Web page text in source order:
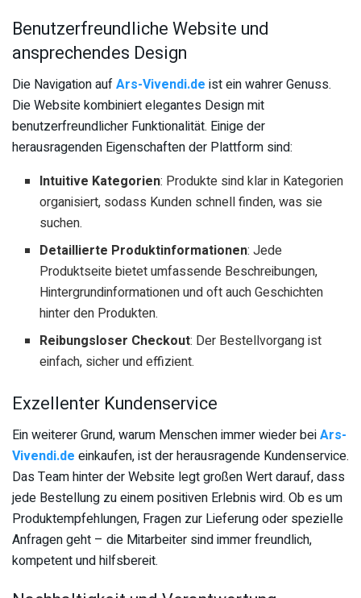
Benutzerfreundliche Website und
ansprechendes Design
Die Navigation aufArs-Vivendi.de ist ein wahrer Genuss.
Die Website kombiniert elegantes Design mit
benutzerfreundlicher Funktionalität. Einige der
herausragenden Eigenschaften der Plattform sind:
Intuitive Kategorien: Produkte sind klar in Kategorien
organisiert, sodass Kunden schnell finden, was sie
suchen.
Detaillierte Produktinformationen: Jede
Produktseite bietet umfassende Beschreibungen,
Hintergrundinformationen und oft auch Geschichten
hinter den Produkten.
Reibungsloser Checkout: Der Bestellvorgang ist
einfach, sicher und effizient.
Exzellenter Kundenservice
Ein weiterer Grund, warum Menschen immer wieder beiArs-
Vivendi.de einkaufen, ist der herausragende Kundenservice.
Das Team hinter der Website legt großen Wert darauf, dass
jede Bestellung zu einem positiven Erlebnis wird. Ob es um
Produktempfehlungen, Fragen zur Lieferung oder spezielle
Anfragen geht – die Mitarbeiter sind immer freundlich,
kompetent und hilfsbereit.